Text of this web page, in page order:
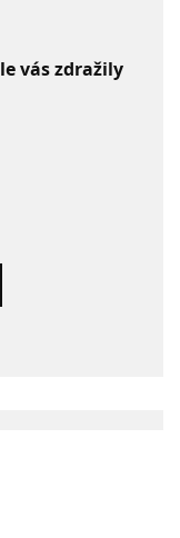
vás zdražily